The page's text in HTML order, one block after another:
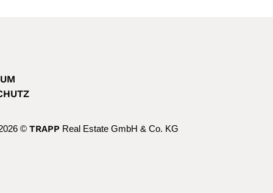
© TRAPP Real Estate GmbH & Co. KG